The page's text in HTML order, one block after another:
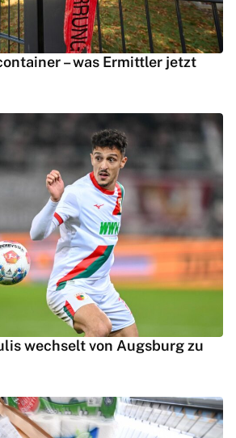
– was Ermittler jetzt
wechselt von Augsburg zu